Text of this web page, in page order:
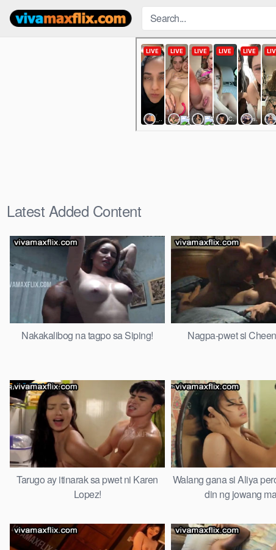
Skip
Latest Added Content
Nakakalibog na tagpo sa Siping! Nagpa-pwet si
Tarugo ay itinarak sa pwet ni Karen
Lopez!
Walang gana si Aliya
din ng jowang